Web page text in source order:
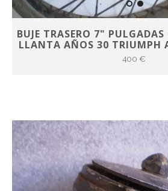
BUJE TRASERO 7"
LLANTA AÑOS 30 TRIUMPH
400 €